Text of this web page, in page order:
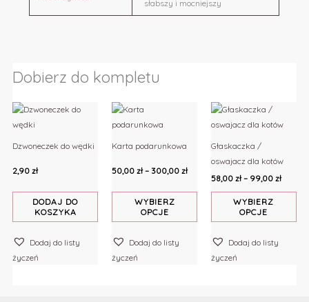
słabszy i mocniejszy
Dobierz do kompletu
Dzwoneczek do wędki
2,90zł
DODAJ DO
KOSZYKA
Dodaj do listy
życzeń
Karta podarunkowa
50,00zł – 300,00zł
Zakres
300,00 zł
WYBIERZ
OPCJE
Ten
produkt
wariantów.
można
stronie
produktu
Dodaj do listy
życzeń
Głaskaczka /
oswajacz dla kotów
58,00 zł – 99,00 zł
od
99,00
WYBIERZ
OPCJE
Ten
produkt
wariantów.
Opcje
można
stronie
produktu
Dodaj do listy
życzeń